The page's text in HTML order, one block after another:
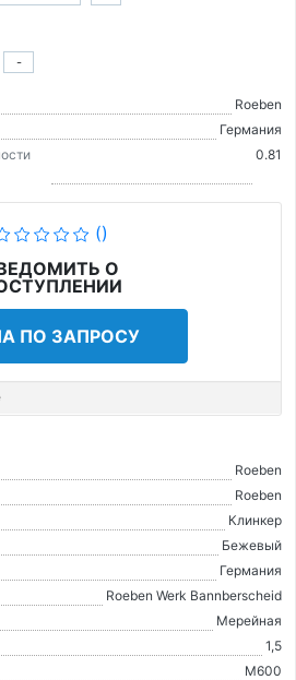
-
Roeben
Германия
0.81
()
О
ПО ЗАПРОСУ
Roeben
Roeben
Клинкер
Бежевый
Германия
Roeben Werk Bannberscheid
Мерейная
1,5
М600